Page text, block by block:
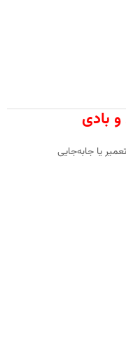
بادی
یا جابه‌جایی